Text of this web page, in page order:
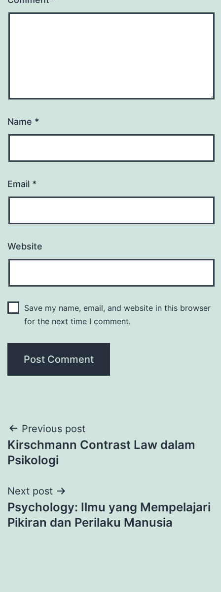
Name *
Email *
Website
Save my name, email, and website in this browser
for the next time I comment.
Post
navigation
Previous post
Kirschmann Contrast Law dalam
Psikologi
Next post
Psychology: Ilmu yang Mempelajari
Pikiran dan Perilaku Manusia